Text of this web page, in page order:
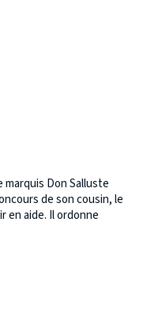
marquis Don Salluste
de son cousin, le
en aide. Il ordonne